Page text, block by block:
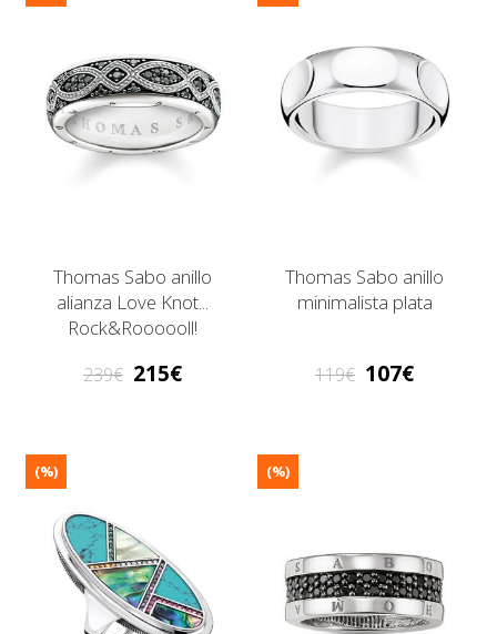
Thomas Sabo anillo
alianza Love Knot...
Rock&Roooooll!
239 215
Thomas Sabo anillo
minimalista plata
119 107
(%) (%)